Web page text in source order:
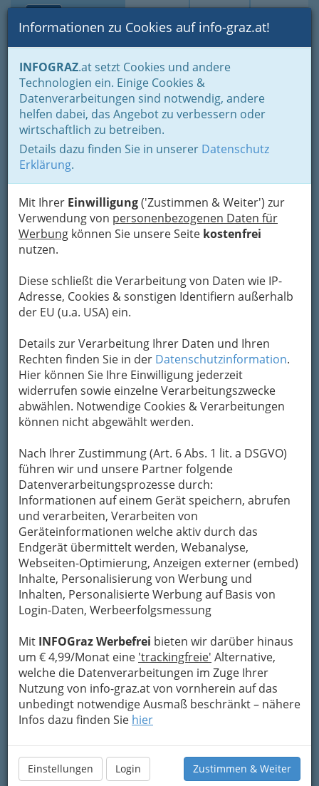
Suche Login Toggle
Informationen zu Cookies auf info-graz.at!
INFOGRAZ.at setzt Cookies und andere
Technologien ein. Einige Cookies &
Datenverarbeitungen sind notwendig, andere
helfen dabei, das Angebot zu verbessern oder
wirtschaftlich zu betreiben.
Details dazu finden Sie in unserer Datenschutz
Erklärung.
Mit Ihrer Einwilligung('Zustimmen & Weiter') zur
Verwendung von personenbezogenen Daten für
Werbung können Sie unsere Seite kostenfrei
nutzen.
Diese schließt die Verarbeitung von Daten wie IP-
Adresse, Cookies & sonstigen Identifiern außerhalb
der EU (u.a. USA) ein.
Details zur Verarbeitung Ihrer Daten und Ihren
Rechten finden Sie in der Datenschutzinformation.
Hier können Sie Ihre Einwilligung jederzeit
widerrufen sowie einzelne Verarbeitungszwecke
abwählen. Notwendige Cookies & Verarbeitungen
können nicht abgewählt werden.
Nach Ihrer Zustimmung (Art. 6 Abs. 1 lit. a DSGVO)
führen wir und unsere Partner folgende
Datenverarbeitungsprozesse durch:
Informationen auf einem Gerät speichern, abrufen
und verarbeiten, Verarbeiten von
Geräteinformationen welche aktiv durch das
Endgerät übermittelt werden, Webanalyse,
Webseiten-Optimierung, Anzeigen externer (embed)
Inhalte, Personalisierung von Werbung und
Inhalten, Personalisierte Werbung auf Basis von
Login-Daten, Werbeerfolgsmessung
Mit INFOGraz Werbefrei bieten wir darüber hinaus
um € 4,99/Monat eine 'trackingfreie' Alternative,
welche die Datenverarbeitungen im Zuge Ihrer
Nutzung von info-graz.at von vornherein auf das
unbedingt notwendige Ausmaß beschränkt – nähere
Infos dazu finden Sie hier
Einstellungen Login Zustimmen & Weiter
Home Branchen
Gewerbe, Handwerk, Banken
Gewerbe & Handwerk, Gliederung der WKO
Chemisches Gewerbe
Erzeugung chem.-techn. Produkte inkl. Farben- & Lackerzeuger
Linde Gas GmbH
Südbahnstraße 60, 8020 Graz
+43 5 04273 - 0
+43 5 04273 - 1900
Karte
Adresse mit Google Maps anschauen
Kontaktaufnahme
Um die Info-Graz Firmenvor Spam-Mails zu
bewahren, verwenden wir an dieser Stelle zur
Übermittlung Ihrer Nachricht ein sicheres
Formular. Ihre Nachricht wird nach dem
Unternehmen Linde Gas GmbH weitergeleitet.
Mein Name
Meine Email Adresse
Mein Betreff
Meine Nachricht